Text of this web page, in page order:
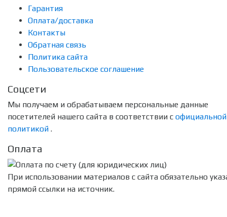
Гарантия
Оплата/доставка
Контакты
Обратная связь
Политика сайта
Пользовательское соглашение
Соцсети
Мы получаем и обрабатываем персональные данные
посетителей нашего сайта в соответствии с официальной
политикой .
Оплата
При использовании материалов с сайта обязательно
прямой ссылки на источник.